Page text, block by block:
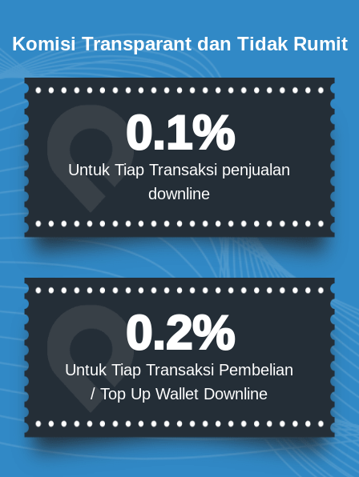
Komisi Transparant dan Tidak Rumit
0.1%
Untuk Tiap Transaksi penjualan
downline
0.2%
Untuk Tiap Transaksi Pembelian
/ Top Up Wallet Downline